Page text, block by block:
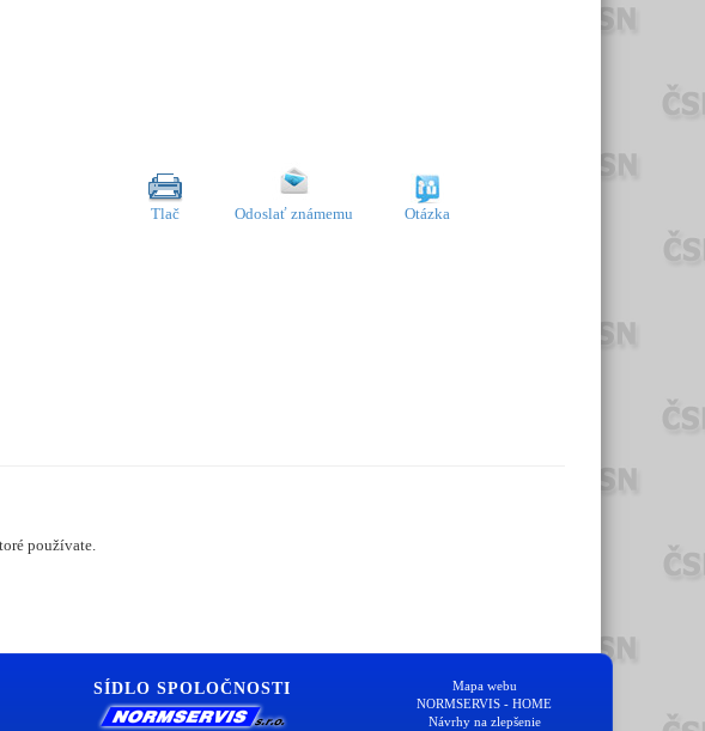
Tlač Odoslať známemu Otázka
používate.
SÍDLO SPOLOČNOSTI
Mapa webu
NORMSERVIS - HOME
Návrhy na zlepšenie